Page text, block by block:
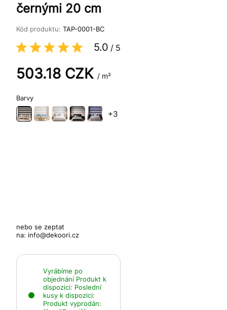
černými 20 cm
Kód produktu: TAP-0001-BC
5.0 / 5
503.18 CZK / m²
Barvy
+3
nebo se zeptat
na: info@dekoori.cz
Vyrábíme po
objednání Produkt k
dispozici: Poslední
kusy k dispozici:
Produkt vyprodán: